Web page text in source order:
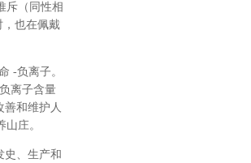
斥（同性相
，也在佩戴
-负离子。
离子含量
善和维护人
庄。
史、生产和